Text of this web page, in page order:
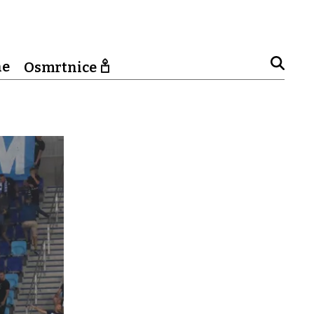
Osmrtnice